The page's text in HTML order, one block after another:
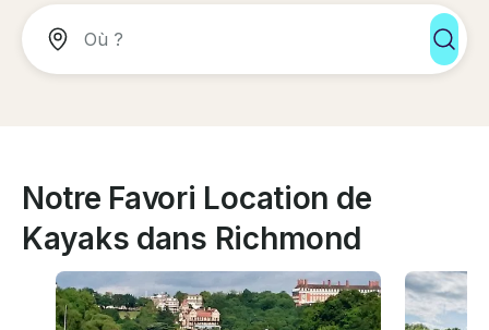
Notre Favori Location de
Kayaks dans Richmond